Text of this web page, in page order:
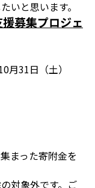
いと思います。
募集プロジェ
月31日（土）
まった寄附金を
対象外です。ご